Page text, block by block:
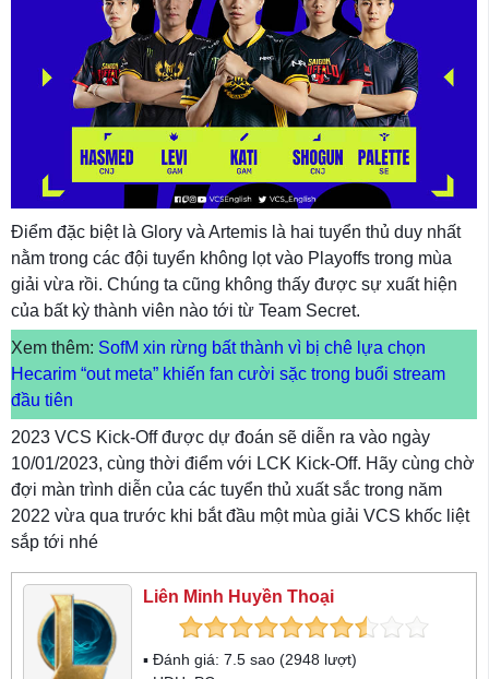
Điểm đặc biệt là Glory và Artemis là hai tuyển thủ duy nhất
nằm trong các đội tuyển không lọt vào Playoffs trong mùa
giải vừa rồi. Chúng ta cũng không thấy được sự xuất hiện
của bất kỳ thành viên nào tới từ Team Secret.
Xem thêm: SofM xin rừng bất thành vì bị chê lựa chọn
Hecarim “out meta” khiến fan cười sặc trong buổi stream
đầu tiên
2023 VCS Kick-Off được dự đoán sẽ diễn ra vào ngày
10/01/2023, cùng thời điểm với LCK Kick-Off. Hãy cùng chờ
đợi màn trình diễn của các tuyển thủ xuất sắc trong năm
2022 vừa qua trước khi bắt đầu một mùa giải VCS khốc liệt
sắp tới nhé
Liên Minh Huyền Thoại
▪ Đánh giá: 7.5 sao (2948 lượt)